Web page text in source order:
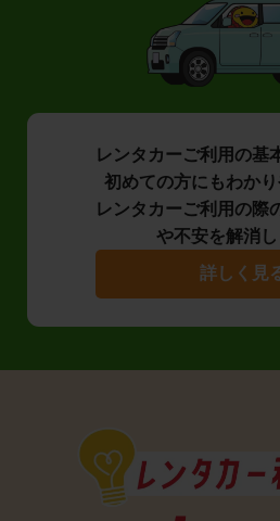
レンタカーご利用の基
初めての方にもわかり
レンタカーご利用の際
や不安を解消し
詳しく見